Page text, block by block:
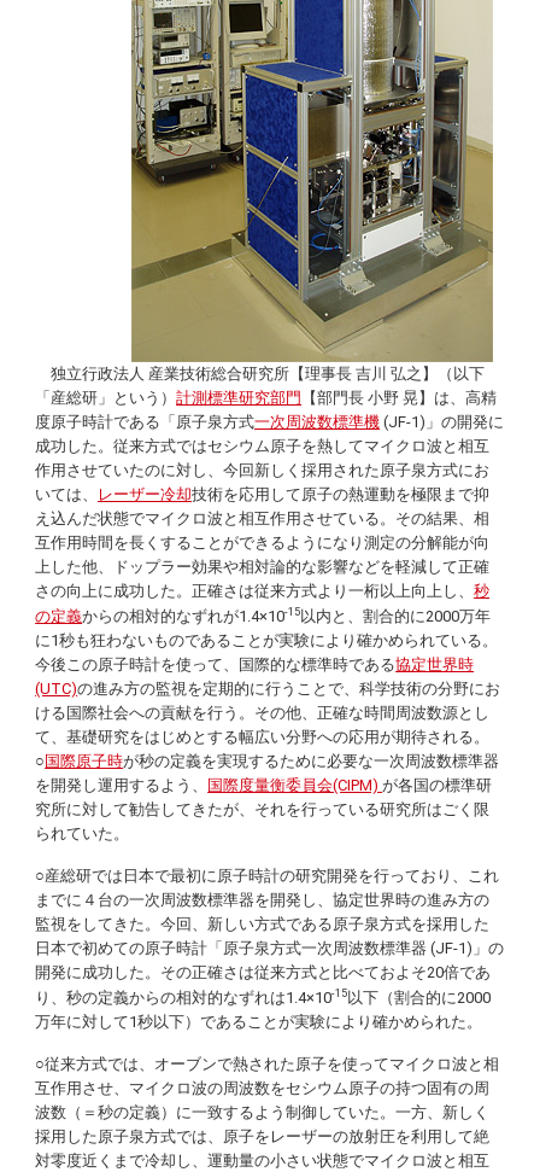
独立行政法人 産業技術総合研究所【理事長 吉川 弘之】（以下
「産総研」という）計測標準研究部門 【部門長 小野 晃】は、高精
度原子時計である「原子泉方式一次周波数標準機 (JF-1)」の開発に
成功した。従来方式ではセシウム原子を熱してマイクロ波と相互
作用させていたのに対し、今回新しく採用された原子泉方式にお
いては、
レーザー冷却技術を応用して原子の熱運動を極限まで抑
え込んだ状態でマイクロ波と相互作用させている。その結果、相
互作用時間を長くすることができるようになり測定の分解能が向
上した他、ドップラー効果や相対論的な影響などを軽減して正確
さの向上に成功した。正確さは従来方式より一桁以上向上し、秒
の定義からの相対的なずれが1.4×10-15 以内と、割合的に2000万年
に1秒も狂わないものであることが実験により確かめられている。
今後この原子時計を使って、国際的な標準時である協定世界時
(UTC)の進み方の監視を定期的に行うことで、科学技術の分野にお
ける国際社会への貢献を行う。その他、正確な時間周波数源とし
て、基礎研究をはじめとする幅広い分野への応用が期待される。
○ 国際原子時が秒の定義を実現するために必要な一次周波数標準器
を開発し運用するよう、
国際度量衡委員会(CIPM)が各国の標準研
究所に対して勧告してきたが、それを行っている研究所はごく限
られていた。
○産総研では日本で最初に原子時計の研究開発を行っており、これ
までに４台の一次周波数標準器を開発し、協定世界時の進み方の
監視をしてきた。今回、新しい方式である原子泉方式を採用した
日本で初めての原子時計「原子泉方式一次周波数標準器 (JF-1)」の
開発に成功した。その正確さは従来方式と比べておよそ20倍であ
り、秒の定義からの相対的なずれは1.4×10-15 以下（割合的に2000
万年に対して1秒以下）であることが実験により確かめられた。
○従来方式では、オーブンで熱された原子を使ってマイクロ波と相
互作用させ、マイクロ波の周波数をセシウム原子の持つ固有の周
波数（＝秒の定義）に一致するよう制御していた。一方、新しく
採用した原子泉方式では、原子をレーザーの放射圧を利用して絶
対零度近くまで冷却し、運動量の小さい状態でマイクロ波と相互